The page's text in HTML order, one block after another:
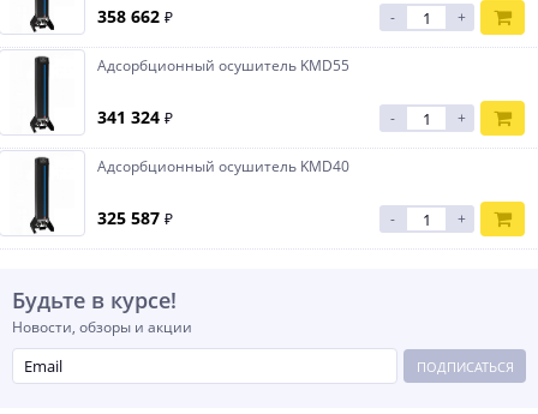
358 662 ₽ - +
Адсорбционный осушитель KMD55
341 324 ₽ - +
Адсорбционный осушитель KMD40
325 587 ₽ - +
Будьте в курсе!
Новости, обзоры и акции
ПОДПИСАТЬСЯ